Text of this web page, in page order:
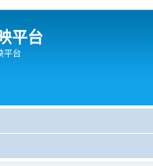
平台
平台